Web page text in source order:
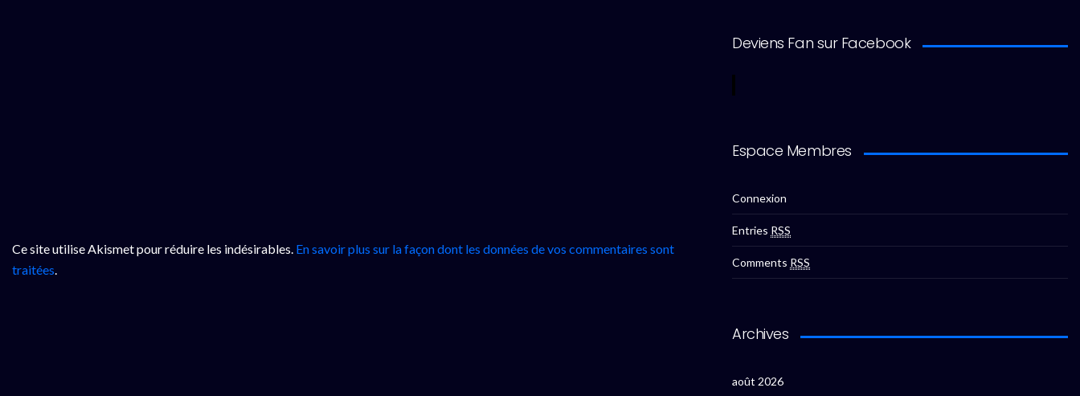
Ce site utilise Akismet pour réduire les indésirables. En savoir plus sur la façon dont les données de vos commentaires sont
traitées.
Deviens Fan sur Facebook
Espace Membres
Connexion
Entries RSS
Comments RSS
Archives
août 2026